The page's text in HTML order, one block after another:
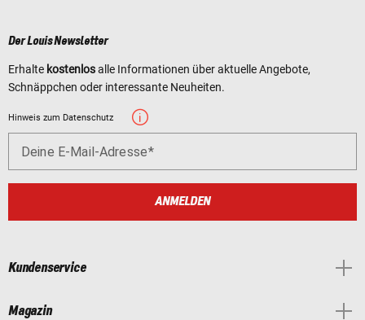
Der Louis Newsletter
Erhalte kostenlosalle Informationen über aktuelle Angebote,
Schnäppchen oder interessante Neuheiten.
Hinweis zum Datenschutz
Deine E-Mail-Adresse
ANMELDEN
Kundenservice
Magazin